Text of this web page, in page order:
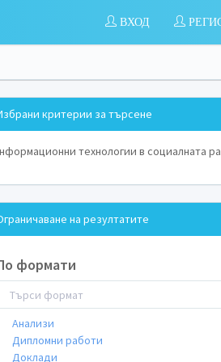
ВХОД
критерии за търсене
технологии в социалната
на резултатите
формати
Анализи
Дипломни работи
Доклади